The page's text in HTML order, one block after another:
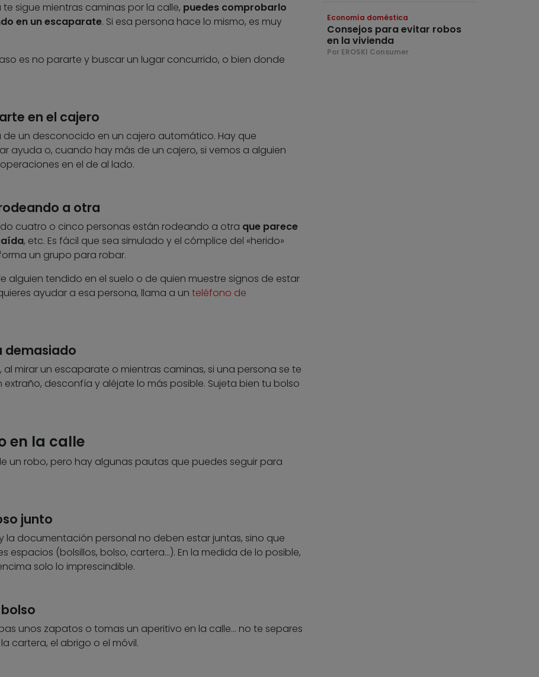
sigue mientras caminas por la calle, puedes comprobarlo
en un escaparate. Si esa persona hace lo mismo, es muy
es no pararte y buscar un lugar concurrido, o bien donde
en el cajero
un desconocido en un cajero automático. Hay que
ayuda o, cuando hay más de un cajero, si vemos a alguien
en el de al lado.
a otra
cuatro o cinco personas están rodeando a otra que parece
, etc. Es fácil que sea simulado y el cómplice del «herido»
un grupo para robar.
alguien tendido en el suelo o de quien muestre signos de estar
ayudar a esa persona, llama a un teléfono de
demasiado
mirar un escaparate o mientras caminas, si una persona se te
desconfía y aléjate lo más posible. Sujeta bien tu bolso
en la calle
un robo, pero hay algunas pautas que puedes seguir para
junto
la documentación personal no deben estar juntas, sino que
espacios (bolsillos, bolso, cartera…). En la medida de lo posible,
solo lo imprescindible.
unos zapatos o tomas un aperitivo en la calle… no te separes
cartera, el abrigo o el móvil.
Economía doméstica
Consejos para evitar robos
en la vivienda
Por EROSKI Consumer